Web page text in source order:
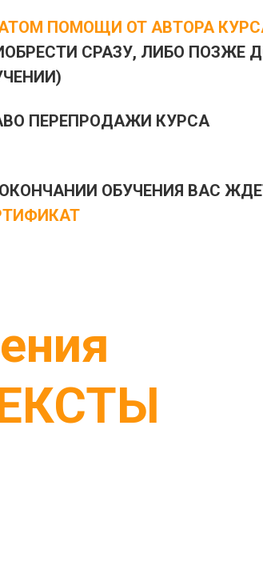
ПОМОЩИ ОТ АВТОРА
СРАЗУ, ЛИБО ПОЗЖЕ
ПЕРЕПРОДАЖИ КУРСА
ОБУЧЕНИЯ ВАС